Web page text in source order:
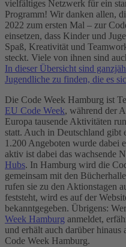
vielfältiges Netzwerk für ein
Programm! Wir danken allen,
2022 zum ersten Mal – zur
einsetzen, dass Kinder und
Spaß, Kreativität und
steckt. Viele von ihnen sind
In dieser Übersicht sind
Jugendliche zu finden, die es
Die Code Week Hamburg ist
EU Code Week, während der
Europa tausende Aktivitäten
statt. Auch in Deutschland gibt
1.200 Angeboten wurde dabei
aktiv ist dabei das wachsende
Hubs. In Hamburg wird die
gemeinsam mit den
rufen sie zu den Aktionstagen
feststeht, wird es auf der
bekanntgegeben. Übrigens:
Week Hamburg anmeldet,
und erhält auch darüber
Code Week Hamburg.